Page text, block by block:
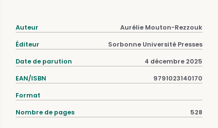
Auteur Aurélie Mouton-Rezzouk
Éditeur Sorbonne Université Presses
Date de parution 4 décembre 2025
EAN/ISBN 9791023140170
Format
Nombre de pages 528